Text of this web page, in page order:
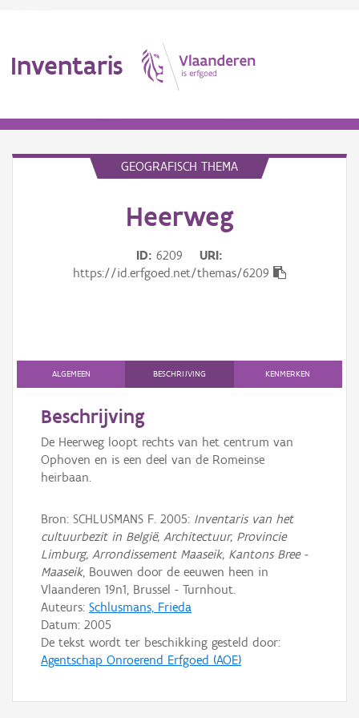
Inventaris
Persoon of collectief
Downloads
Hergebruik
Aanmelden
GEOGRAFISCH THEMA
Heerweg
ID 6209
URI
https://id.erfgoed.net/themas/6209
ALGEMEEN BESCHRIJVING KENMERKEN
Beschrijving
De Heerweg loopt rechts van het centrum van
Ophoven en is een deel van de Romeinse
heirbaan.
Bron: SCHLUSMANS F. 2005: Inventaris van het
cultuurbezit in België, Architectuur, Provincie
Limburg, Arrondissement Maaseik, Kantons Bree -
Maaseik, Bouwen door de eeuwen heen in
Vlaanderen 19n1, Brussel - Turnhout.
Auteurs: Schlusmans, Frieda
Datum: 2005
De tekst wordt ter beschikking gesteld door:
Agentschap Onroerend Erfgoed (AOE)